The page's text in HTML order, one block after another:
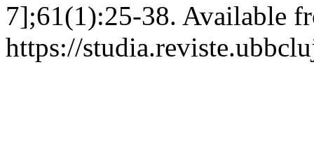
7];61(1):25-38. Available
https://